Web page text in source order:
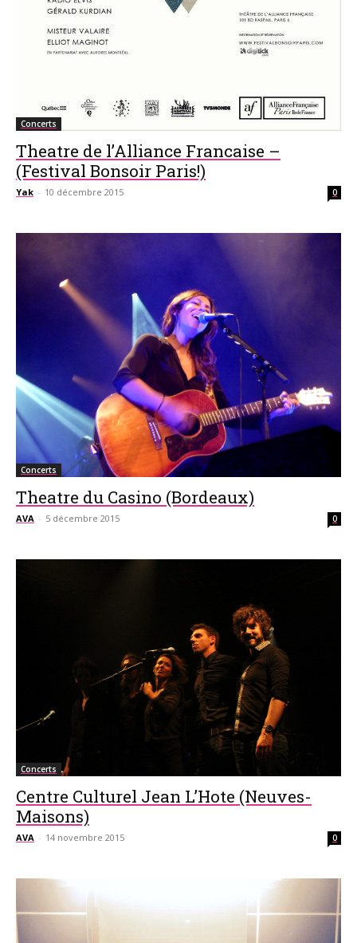
Concerts
Theatre de l’Alliance Francaise –
(Festival Bonsoir Paris!)
Yak - 10 décembre 2015 0
Concerts
Theatre du Casino (Bordeaux)
AVA - 5 décembre 2015 0
Concerts
Centre Culturel Jean L’Hote (Neuves-
Maisons)
AVA - 14 novembre 2015 0